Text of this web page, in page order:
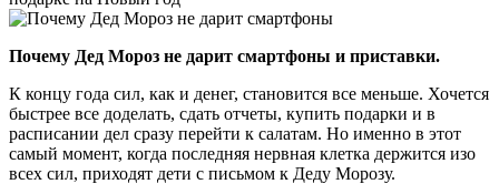
Почему Дед Мороз не дарит смартфоны и приставки.
К концу года сил, как и денег, становится все меньше. Хочется
быстрее все доделать, сдать отчеты, купить подарки и в
расписании дел сразу перейти к салатам. Но именно в этот
самый момент, когда последняя нервная клетка держится изо
всех сил, приходят дети с письмом к Деду Морозу.